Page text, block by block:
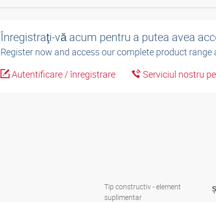
Înregistraţi-vă acum pentru a putea avea
Register now and access our complete product range
Autentificare / înregistrare
Serviciul nostru
Tip constructiv - element
suplimentar